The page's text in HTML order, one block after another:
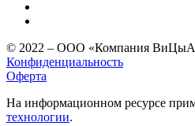
© 2022 – ООО «Компания
Конфиденциальность
Оферта
На информационном ресурсе
технологии.